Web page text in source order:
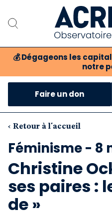
💰 Dégageons les
notre
Notre
Notre
Nos
Faire un don
‹ Retour à l'accueil
Féminisme - 8
Christine
ses paires :
de »